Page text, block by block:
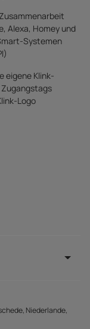
Alexa, Homey und
Systemen
eigene Klink-
Logo
Niederlande,